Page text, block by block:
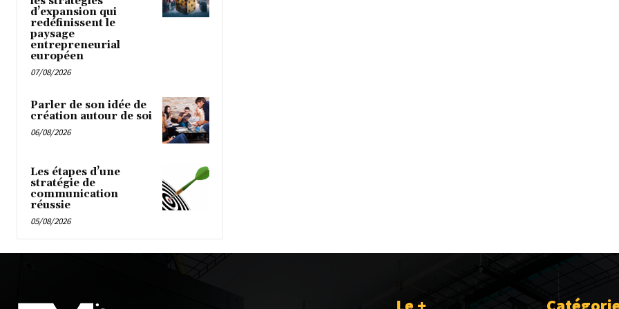
d’expansion qui
redéfinissent le
paysage
entrepreneurial
européen
07/08/2026
Parler de son idée de
création autour de soi
06/08/2026
Les étapes d’une
stratégie de
communication
réussie
05/08/2026